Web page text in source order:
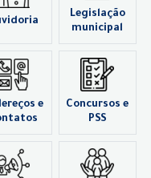
Legislação
municipal
e
Concursos e
PSS